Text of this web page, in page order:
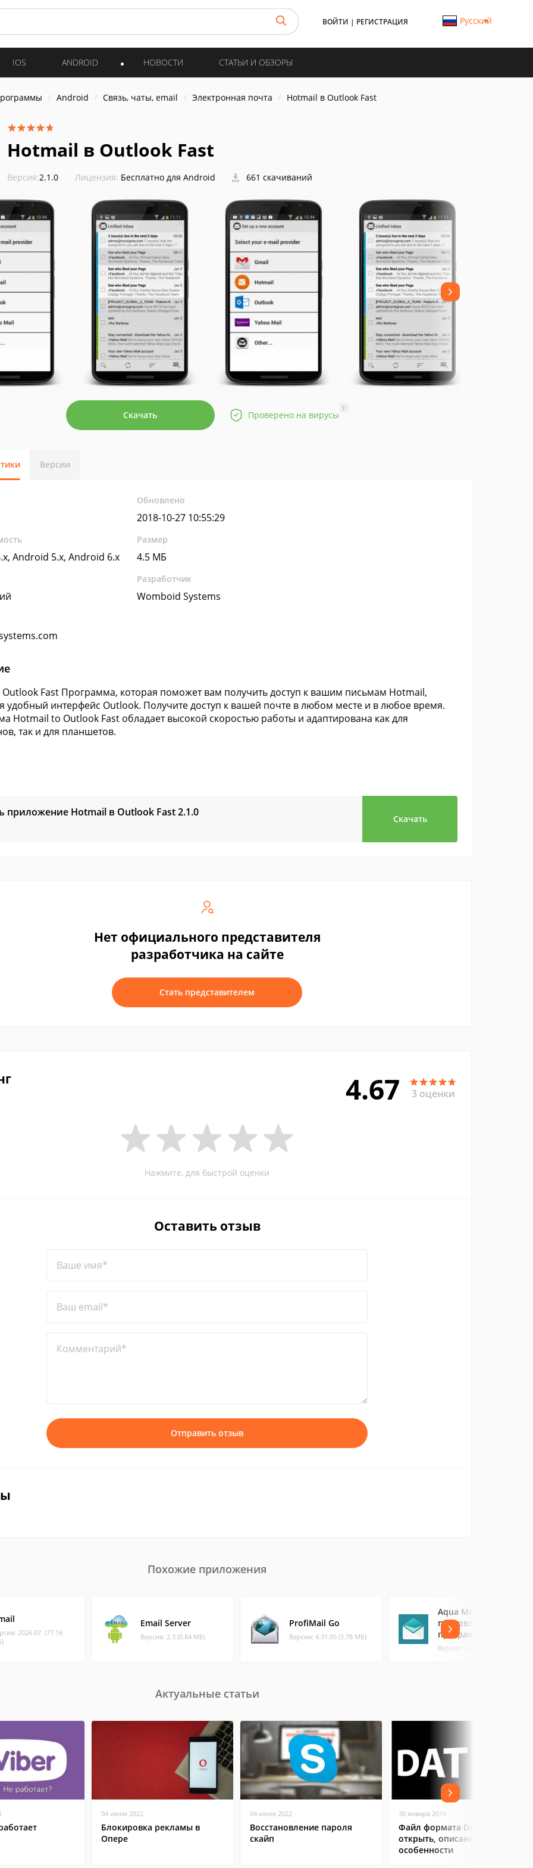
ВОЙТИ | РЕГИСТРАЦИЯ Русский
IOS ANDROID НОВОСТИ СТАТЬИ И ОБЗОРЫ
Android Связь, чаты, email Электронная почта Hotmail в Outlook Fast
Hotmail в Outlook Fast
Версия:2.1.0 Лицензия: Бесплатно для Android 661 скачиваний
Скачать Проверено на вирусы
?
Версии
Обновлено
2018-10-27 10:55:29
Android 5.x, Android 6.x
Размер
4.5 МБ
Разработчик
Womboid Systems
Fast Программа, которая поможет вам получить доступ к вашим письмам Hotmail,
удобный интерфейс Outlook. Получите доступ к вашей почте в любом месте и в любое время.
Hotmail to Outlook Fast обладает высокой скоростью работы и адаптирована как для
так и для планшетов.
приложение Hotmail в Outlook Fast2.1.0
Скачать
Нет официального представителя
разработчика на сайте
Стать представителем
4.67 3 оценки
Нажмите, для быстрой оценки
Оставить отзыв
Ваше имя*
Ваш email*
Комментарий*
Отправить отзыв
Похожие приложения
2026.07. (77.16
Email Server
Версия: 2.3 (0.84 МБ)
ProfiMail Go
Версия: 4.31.05 (3.78 МБ)
Aqua Mail -
почтовая
программа
Версия: 2.6.0 (73.99 МБ)
Актуальные статьи
04 июня 2022
Блокировка рекламы в
Опере
04 июня 2022
Восстановление пароля
скайп
30 января 2019
Файл формата DAT: чем
открыть, описание,
особенности